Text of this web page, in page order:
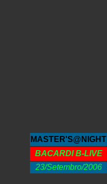
MASTER'S@NIGHT
BACARDI B-LIVE
23/Setembro/2006